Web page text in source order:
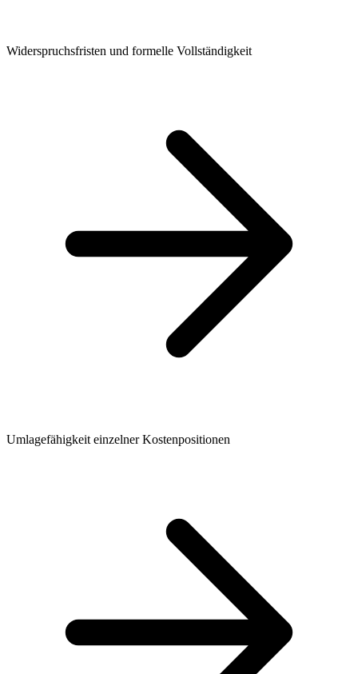
Widerspruchsfristen und formelle Vollständigkeit
Umlagefähigkeit einzelner Kostenpositionen